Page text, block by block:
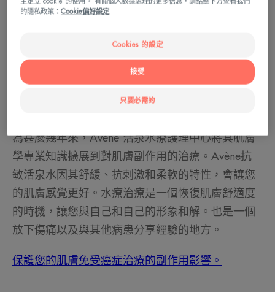
癌症後治療的目的是甚麼？
為甚麼幾年來，Avène 活泉水療護理中心將其肌膚
學專業知識擴展到對肌膚副作用的治療。Avène抗
敏活泉水因其舒緩、抗刺激和柔軟的特性，會讓您
的肌膚感覺更好。水療治療是一個恢復肌膚舒適度
的時機，讓您與自己和自己的形象和解。也是一個
放下傷痛以及與其他病患分享經驗的地方。
保護您的肌膚免受癌症治療的副作用影響。
主定立 cookie 的使用。 有關個人數據處理的更多信息，請點擊下方查看我們
的隱私政策：Cookie偏好設定
Cookies 的設定
只要必需的
接受